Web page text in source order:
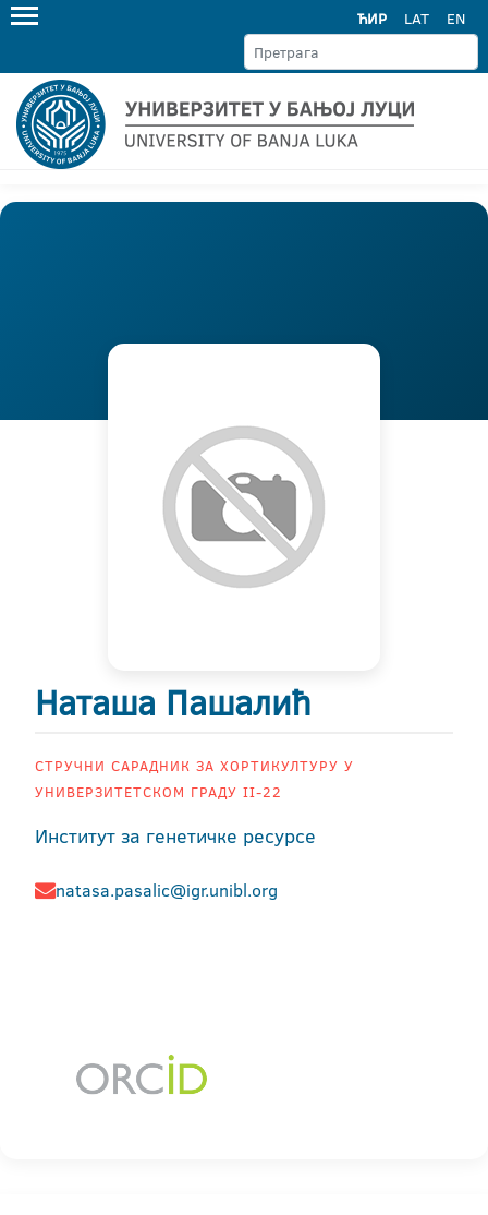
ЋИР LAT EN
Наташа Пашалић
СТРУЧНИ САРАДНИК ЗА ХОРТИКУЛТУРУ У
УНИВЕРЗИТЕТСКОМ ГРАДУ II-22
Институт за генетичке ресурсе
natasa.pasalic@igr.unibl.org